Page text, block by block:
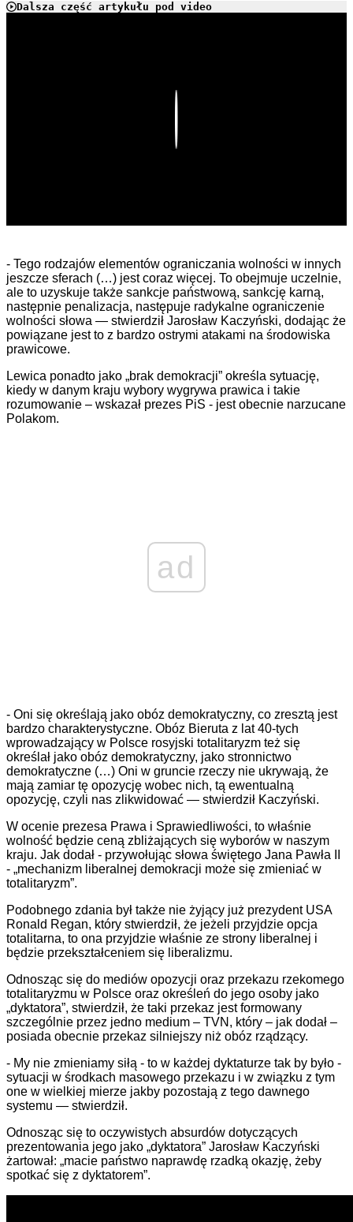
Dalsza część artykułu pod video
- Tego rodzajów elementów ograniczania wolności w innych
jeszcze sferach (…) jest coraz więcej. To obejmuje uczelnie,
ale to uzyskuje także sankcje państwową, sankcję karną,
następnie penalizacja, następuje radykalne ograniczenie
wolności słowa — stwierdził Jarosław Kaczyński, dodając że
powiązane jest to z bardzo ostrymi atakami na środowiska
prawicowe.
Lewica ponadto jako „brak demokracji” określa sytuację,
kiedy w danym kraju wybory wygrywa prawica i takie
rozumowanie – wskazał prezes PiS - jest obecnie narzucane
Polakom.
ad
- Oni się określają jako obóz demokratyczny, co zresztą jest
bardzo charakterystyczne. Obóz Bieruta z lat 40-tych
wprowadzający w Polsce rosyjski totalitaryzm też się
określał jako obóz demokratyczny, jako stronnictwo
demokratyczne (…) Oni w gruncie rzeczy nie ukrywają, że
mają zamiar tę opozycję wobec nich, tą ewentualną
opozycję, czyli nas zlikwidować — stwierdził Kaczyński.
W ocenie prezesa Prawa i Sprawiedliwości, to właśnie
wolność będzie ceną zbliżających się wyborów w naszym
kraju. Jak dodał - przywołując słowa świętego Jana Pawła II
- „mechanizm liberalnej demokracji może się zmieniać w
totalitaryzm”.
Podobnego zdania był także nie żyjący już prezydent USA
Ronald Regan, który stwierdził, że jeżeli przyjdzie opcja
totalitarna, to ona przyjdzie właśnie ze strony liberalnej i
będzie przekształceniem się liberalizmu.
Odnosząc się do mediów opozycji oraz przekazu rzekomego
totalitaryzmu w Polsce oraz określeń do jego osoby jako
„dyktatora”, stwierdził, że taki przekaz jest formowany
szczególnie przez jedno medium – TVN, który – jak dodał –
posiada obecnie przekaz silniejszy niż obóz rządzący.
- My nie zmieniamy siłą - to w każdej dyktaturze tak by było -
sytuacji w środkach masowego przekazu i w związku z tym
one w wielkiej mierze jakby pozostają z tego dawnego
systemu — stwierdził.
Odnosząc się to oczywistych absurdów dotyczących
prezentowania jego jako „dyktatora” Jarosław Kaczyński
żartował: „macie państwo naprawdę rzadką okazję, żeby
spotkać się z dyktatorem”.